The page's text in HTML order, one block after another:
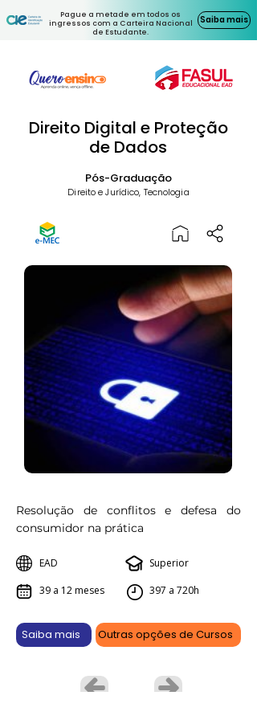
Pague a metade em todos os
ingressos com a Carteira Nacional
de Estudante.
Saiba mais
Direito Digital e Proteção
de Dados
Pós-Graduação
Direito e Jurídico, Tecnologia
Resolução de conflitos e defesa do
consumidor na prática
EAD
39 a 12 meses
Superior
397 a 720h
Saiba mais Outras opções de Cursos